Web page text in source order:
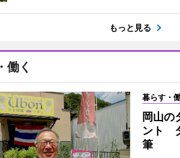
もっと見る
働く
暮らす・
岡山の
ント
筆